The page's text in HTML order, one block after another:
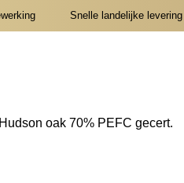
Snelle landelijke levering
oak 70% PEFC gecert.